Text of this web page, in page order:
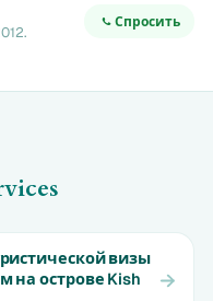
Спросить
визы
на острове Kish